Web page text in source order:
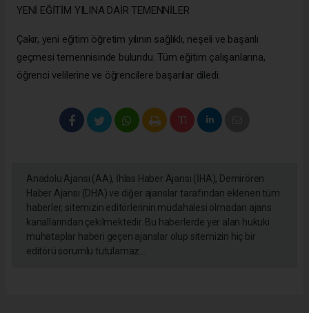
YENİ EĞİTİM YILINA DAİR TEMENNİLER
Çakır, yeni eğitim öğretim yılının sağlıklı, neşeli ve başarılı
geçmesi temennisinde bulundu. Tüm eğitim çalışanlarına,
öğrenci velilerine ve öğrencilere başarılar diledi.
Anadolu Ajansı (AA), İhlas Haber Ajansı (İHA), Demirören
Haber Ajansı (DHA) ve diğer ajanslar tarafından eklenen tüm
haberler, sitemizin editörlerinin müdahalesi olmadan ajans
kanallarından çekilmektedir. Bu haberlerde yer alan hukuki
muhataplar haberi geçen ajanslar olup sitemizin hiç bir
editörü sorumlu tutulamaz...